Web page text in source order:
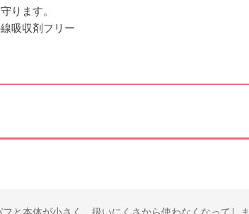
ります。
吸収剤フリー
と本体が小さく、扱いにくさから使わなくなって